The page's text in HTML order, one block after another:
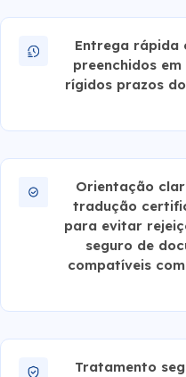
Entrega rápida
preenchidos
rígidos prazos
Orientação
tradução
para evitar
seguro de
compatíveis
Tratamento